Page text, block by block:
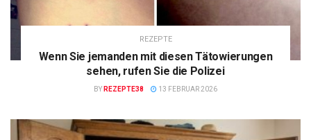
REZEPTE
Wenn Sie jemanden mit diesen Tätowierungen
sehen, rufen Sie die Polizei
BY REZEPTE38 13 FEBRUAR 2026